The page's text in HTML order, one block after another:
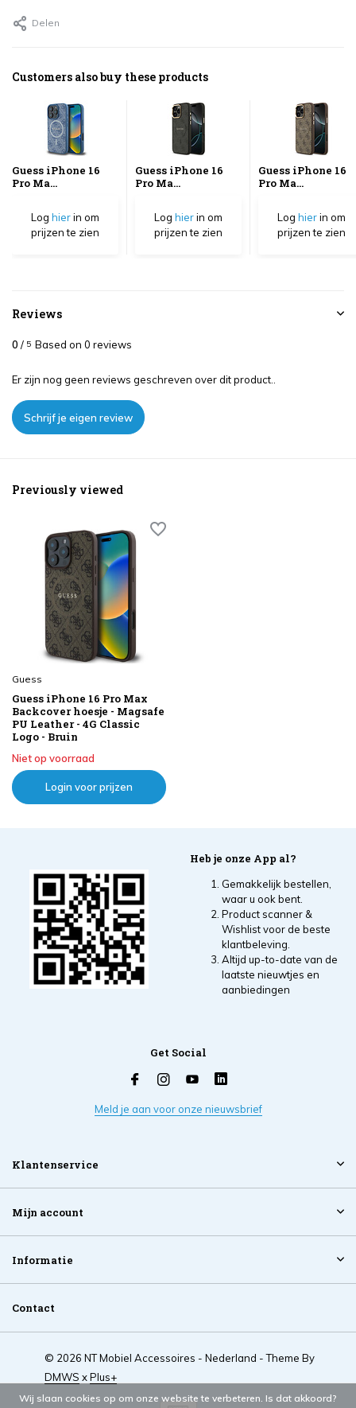
Delen
Customers also buy these products
Guess iPhone 16
Pro Ma...
Log hierin om
prijzen te zien
Guess iPhone 16
Pro Ma...
Log hierin om
prijzen te zien
Guess iPhone 16
Pro Ma...
Log hierin om
prijzen te zien
Reviews
0 / 5 Based on 0 reviews
Er zijn nog geen reviews geschreven over dit product..
Schrijf je eigen review
Previously viewed
Guess
Guess iPhone 16 Pro Max
Backcover hoesje - Magsafe
PU Leather - 4G Classic
Logo - Bruin
Niet op voorraad
Login voor prijzen
Heb je onze App al?
Gemakkelijk bestellen,
waar u ook bent.
Product scanner &
Wishlist voor de beste
klantbeleving.
Altijd up-to-date van de
laatste nieuwtjes en
aanbiedingen
Get Social
Meld je aan voor onze nieuwsbrief
Klantenservice
Mijn account
Informatie
Contact
© 2026 NT Mobiel Accessoires - Nederland - Theme By
DMWS xPlus+
Wij slaan cookies op om onze website te verbeteren. Is dat akkoord?